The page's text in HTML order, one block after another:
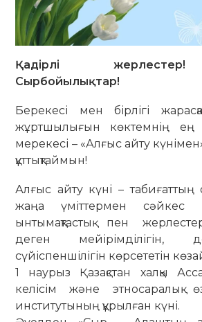
Қадірлі
Сырбойылықтар!
Берекесі мен бірлігі
жұртшылығын көктемнің ең
мерекесі – «Алғыс айту
құттықтаймын!
Алғыс айту күні – табиғаттың
жаңа үміттермен сәйкес
ынтымақтастық пен
деген мейірімділігін,
сүйіспеншілігін көрсететін
1 наурыз Қазақстан халқы
келісім және этносаралық
институтының құрылған күні.